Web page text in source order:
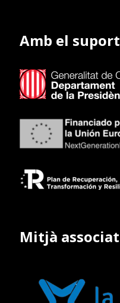
Amb el suport
Mitjà associat